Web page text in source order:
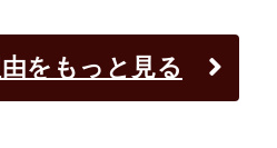
をもっと見る